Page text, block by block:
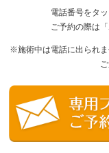
電話番号をタ
ご予約の際は
※施術中は電話に出られ